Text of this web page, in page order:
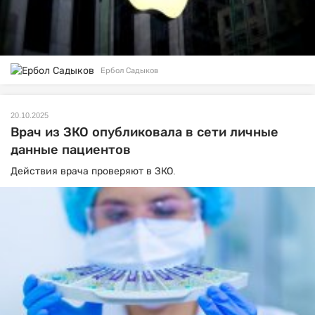
Ербол Садыков
20.10.2025
Врач из ЗКО опубликовала в сети личные
данные пациентов
Действия врача проверяют в ЗКО.